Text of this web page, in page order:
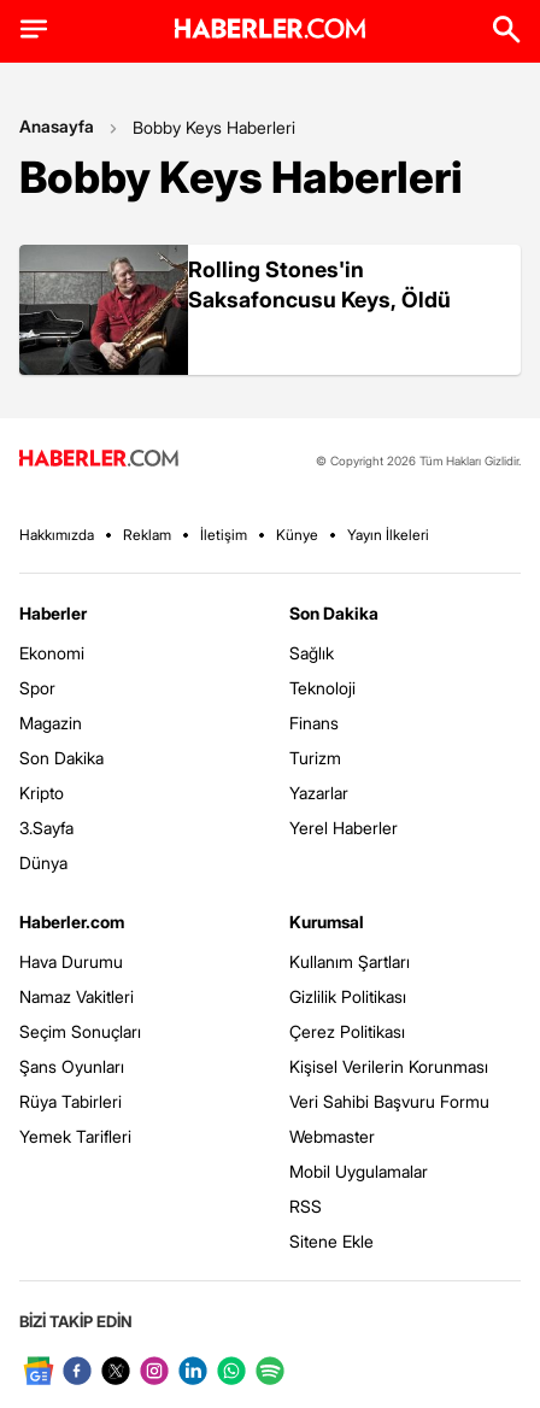
Anasayfa Bobby Keys Haberleri
Bobby Keys Haberleri
Rolling Stones'in
Saksafoncusu Keys, Öldü
© Copyright 2026 Tüm Hakları Gizlidir.
Hakkımızda Reklam İletişim Künye Yayın İlkeleri
Haberler
Ekonomi
Spor
Magazin
Son Dakika
Kripto
3.Sayfa
Dünya
Son Dakika
Sağlık
Teknoloji
Finans
Turizm
Yazarlar
Yerel Haberler
Haberler.com
Hava Durumu
Namaz Vakitleri
Seçim Sonuçları
Şans Oyunları
Rüya Tabirleri
Yemek Tarifleri
Kurumsal
Kullanım Şartları
Gizlilik Politikası
Çerez Politikası
Kişisel Verilerin Korunması
Veri Sahibi Başvuru Formu
Webmaster
Mobil Uygulamalar
RSS
Sitene Ekle
BİZİ TAKİP EDİN